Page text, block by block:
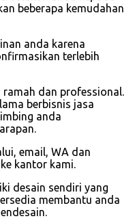
beberapa kemudahan
anda karena
terlebih
ramah dan professional.
berbisnis jasa
anda
email, WA dan
kantor kami.
desain sendiri yang
membantu anda